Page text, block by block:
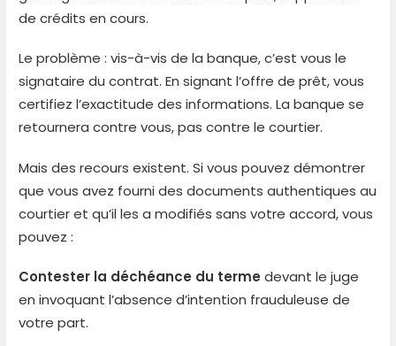
de crédits en cours.
Le problème : vis-à-vis de la banque, c’est vous le
signataire du contrat. En signant l’offre de prêt, vous
certifiez l’exactitude des informations. La banque se
retournera contre vous, pas contre le courtier.
Mais des recours existent. Si vous pouvez démontrer
que vous avez fourni des documents authentiques au
courtier et qu’il les a modifiés sans votre accord, vous
pouvez :
Contester la déchéance du terme devant le juge
en invoquant l’absence d’intention frauduleuse de
votre part.